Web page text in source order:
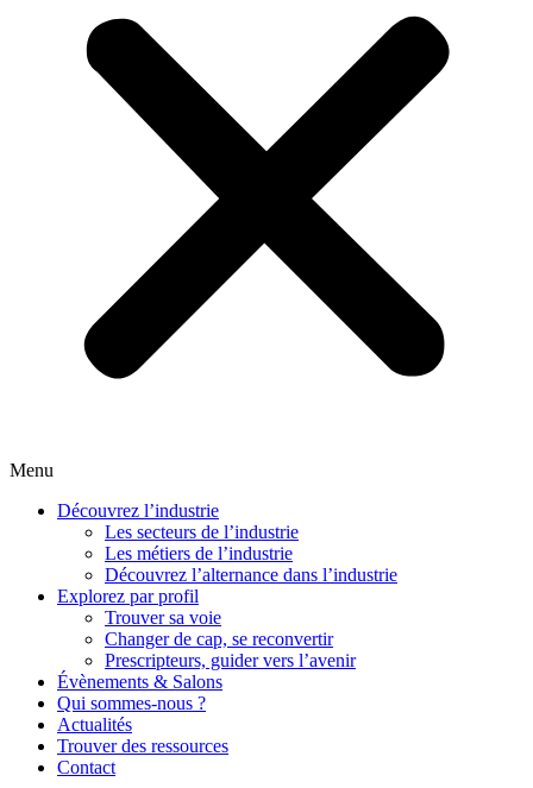
Menu
Découvrez l’industrie
Les secteurs de l’industrie
Les métiers de l’industrie
Découvrez l’alternance dans l’industrie
Explorez par profil
Trouver sa voie
Changer de cap, se reconvertir
Prescripteurs, guider vers l’avenir
Évènements & Salons
Qui sommes-nous ?
Actualités
Trouver des ressources
Contact